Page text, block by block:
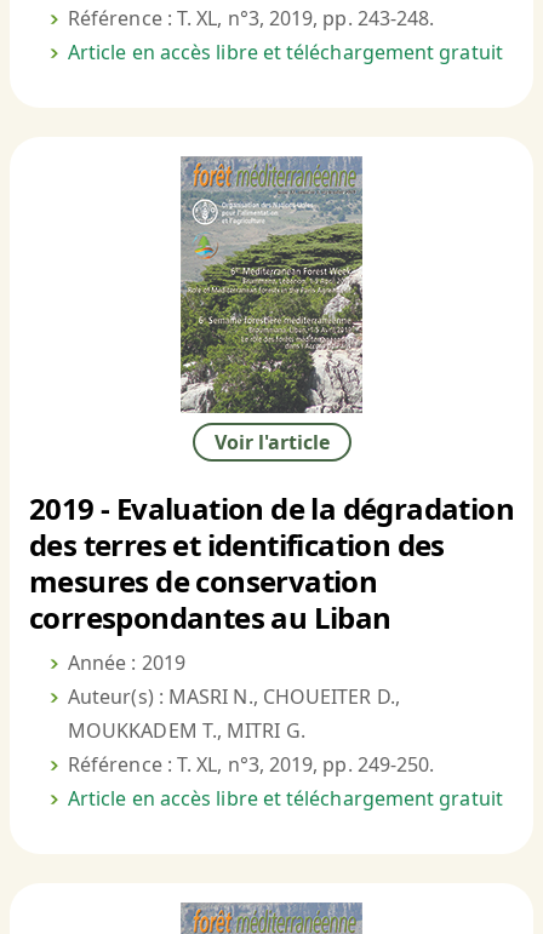
Référence : T. XL, n°3, 2019, pp. 243-248.
Article en accès libre et téléchargement gratuit
Voir l'article
2019 - Evaluation de la dégradation
des terres et identification des
mesures de conservation
correspondantes au Liban
Année : 2019
Auteur(s) : MASRI N., CHOUEITER D.,
MOUKKADEM T., MITRI G.
Référence : T. XL, n°3, 2019, pp. 249-250.
Article en accès libre et téléchargement gratuit